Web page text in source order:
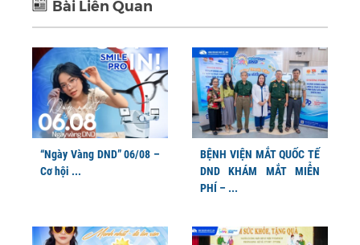
Bài Liên Quan
“Ngày Vàng DND” 06/08 –
Cơ hội ...
BỆNH VIỆN MẮT QUỐC TẾ
DND KHÁM MẮT MIỄN
PHÍ – ...